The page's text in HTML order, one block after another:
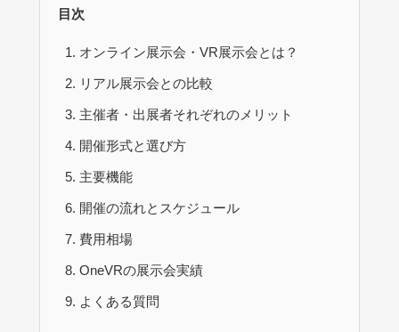
目次
オンライン展示会・VR展示会とは？
リアル展示会との比較
主催者・出展者それぞれのメリット
開催形式と選び方
主要機能
開催の流れとスケジュール
費用相場
OneVRの展示会実績
よくある質問